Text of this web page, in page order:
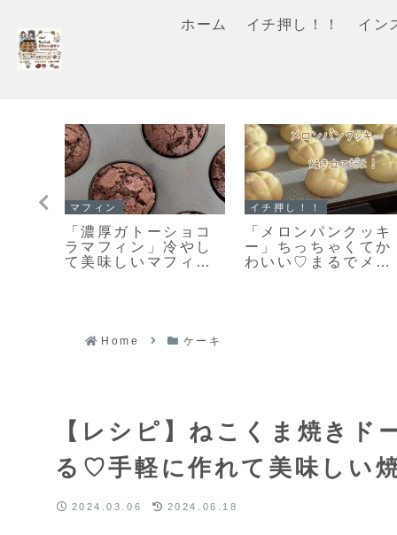
ホーム イチ押し！！ イン
スコーン
【レシピ】お手軽ス
コーン♡うちにある
材料ですぐ出来る♡
イチ押し！！
「ホットケーキミッ
クスで作る濃厚ガト
ーショコラマフィ
Home ケーキ
【レシピ】ねこくま焼き
る♡手軽に作れて美味しい
2024.03.06 2024.06.18